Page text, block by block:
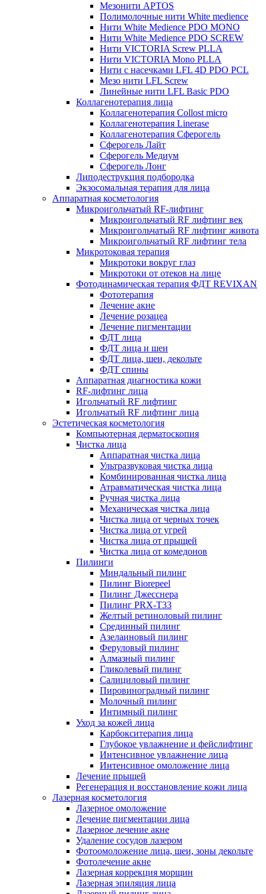
Мезонити APTOS
Полимолочные нити White medience
Нити White Medience PDO MONO
Нити White Medience PDO SCREW
Нити VICTORIA Screw PLLA
Нити VICTORIA Mono PLLA
Нити с насечками LFL 4D PDO PCL
Мезо нити LFL Screw
Линейные нити LFL Basic PDO
Коллагенотерапия лица
Коллагенотерапия Collost micro
Коллагенотерапия Linerase
Коллагенотерапия Сферогель
Сферогель Лайт
Сферогель Медиум
Сферогель Лонг
Липодеструкция подбородка
Экзосомальная терапия для лица
Аппаратная косметология
Микроигольчатый RF-лифтинг
Микроигольчатый RF лифтинг век
Микроигольчатый RF лифтинг живота
Микроигольчатый RF лифтинг тела
Микротоковая терапия
Микротоки вокруг глаз
Микротоки от отеков на лице
Фотодинамическая терапия ФДТ REVIXAN
Фототерапия
Лечение акне
Лечение розацеа
Лечение пигментации
ФДТ лица
ФДТ лица и шеи
ФДТ лица, шеи, декольте
ФДТ спины
Аппаратная диагностика кожи
RF-лифтинг лица
Игольчатый RF лифтинг
Игольчатый RF лифтинг лица
Эстетическая косметология
Компьютерная дерматоскопия
Чистка лица
Аппаратная чистка лица
Ультразвуковая чистка лица
Комбинированная чистка лица
Атравматическая чистка лица
Ручная чистка лица
Механическая чистка лица
Чистка лица от черных точек
Чистка лица от угрей
Чистка лица от прыщей
Чистка лица от комедонов
Пилинги
Миндальный пилинг
Пилинг Biorepeel
Пилинг Джесснера
Пилинг PRX-T33
Желтый ретиноловый пилинг
Срединный пилинг
Азелаиновый пилинг
Феруловый пилинг
Алмазный пилинг
Гликолевый пилинг
Салициловый пилинг
Пировиноградный пилинг
Молочный пилинг
Интимный пилинг
Уход за кожей лица
Карбокситерапия лица
Глубокое увлажнение и фейслифтинг
Интенсивное увлажнение лица
Интенсивное омоложение лица
Лечение прыщей
Регенерация и восстановление кожи лица
Лазерная косметология
Лазерное омоложение
Лечение пигментации лица
Лазерное лечение акне
Удаление сосудов лазером
Фотоомоложение лица, шеи, зоны декольте
Фотолечение акне
Лазерная коррекция морщин
Лазерная эпиляция лица